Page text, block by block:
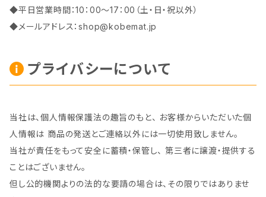
◆平日営業時間：10：00～17：00（土・日・祝以外）
◆メールアドレス：shop@kobemat.jp
プライバシーについて
当社は、個人情報保護法の趣旨のもと、 お客様からいただいた個
人情報は 商品の発送とご連絡以外には一切使用致しません。
当社が責任をもって安全に蓄積・保管し、 第三者に譲渡・提供する
ことはございません。
但し公的機関よりの法的な要請の場合は、その限りではありませ